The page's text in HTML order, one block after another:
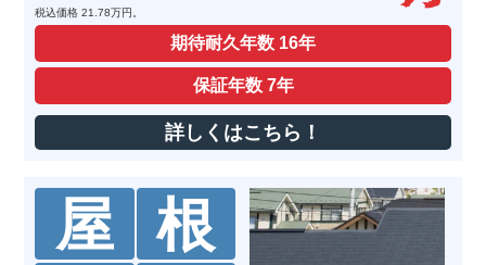
税込価格 21.78万円。
期待耐久年数 16年
保証年数7年
詳しくはこちら！
屋
根